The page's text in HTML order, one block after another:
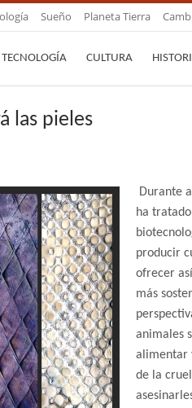
Sueño Planeta Tierra
TECNOLOGÍA CULTURA
las pieles
Durante
ha
producir
ofrecer
más
animales
alimentar
de la